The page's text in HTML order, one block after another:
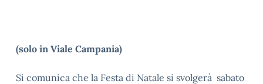
(solo in Viale Campania)
Si comunica che la Festa di Natale si svolgerà sabato